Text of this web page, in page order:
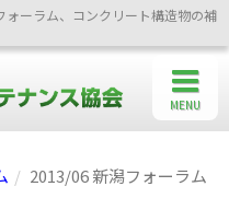
ーラム、コンクリート構造物の補
2013/06 新潟フォーラム
MENU